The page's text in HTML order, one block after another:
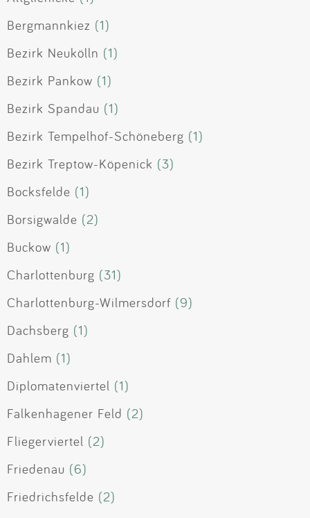
Bergmannkiez (1)
Bezirk Neukölln (1)
Bezirk Pankow (1)
Bezirk Spandau (1)
Bezirk Tempelhof-Schöneberg (1)
Bezirk Treptow-Köpenick (3)
Bocksfelde (1)
Borsigwalde (2)
Buckow (1)
Charlottenburg (31)
Charlottenburg-Wilmersdorf (9)
Dachsberg (1)
Dahlem (1)
Diplomatenviertel (1)
Falkenhagener Feld (2)
Fliegerviertel (2)
Friedenau (6)
Friedrichsfelde (2)